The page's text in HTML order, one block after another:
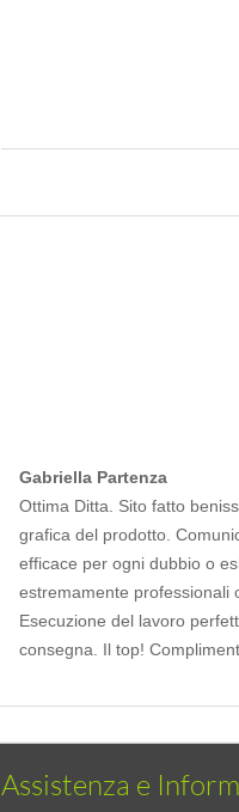
Gabriella Partenza
Ottima Ditta. Sito fatto
grafica del prodotto.
efficace per ogni dubbio o
estremamente professionali
Esecuzione del lavoro
consegna. Il top!
Assistenza e